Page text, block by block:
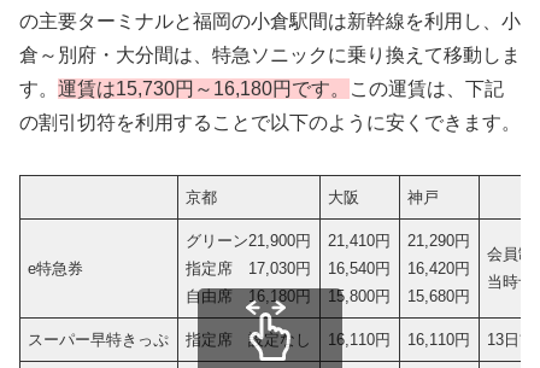
の主要ターミナルと福岡の小倉駅間は新幹線を利用し、小
倉～別府・大分間は、特急ソニックに乗り換えて移動しま
す。 運賃は15,730円～16,180円です。
この運賃は、下記
の割引切符を利用することで以下のように安くできます。
京都 大阪 神戸
e特急券
グリーン21,900円
指定席 17,030円
自由席 16,180円
21,410円
16,540円
15,800円
21,290円
16,420円
15,680円
会員制
当時予
スーパー早特きっぷ 指定席 設定なし 16,110円 16,110円 13日